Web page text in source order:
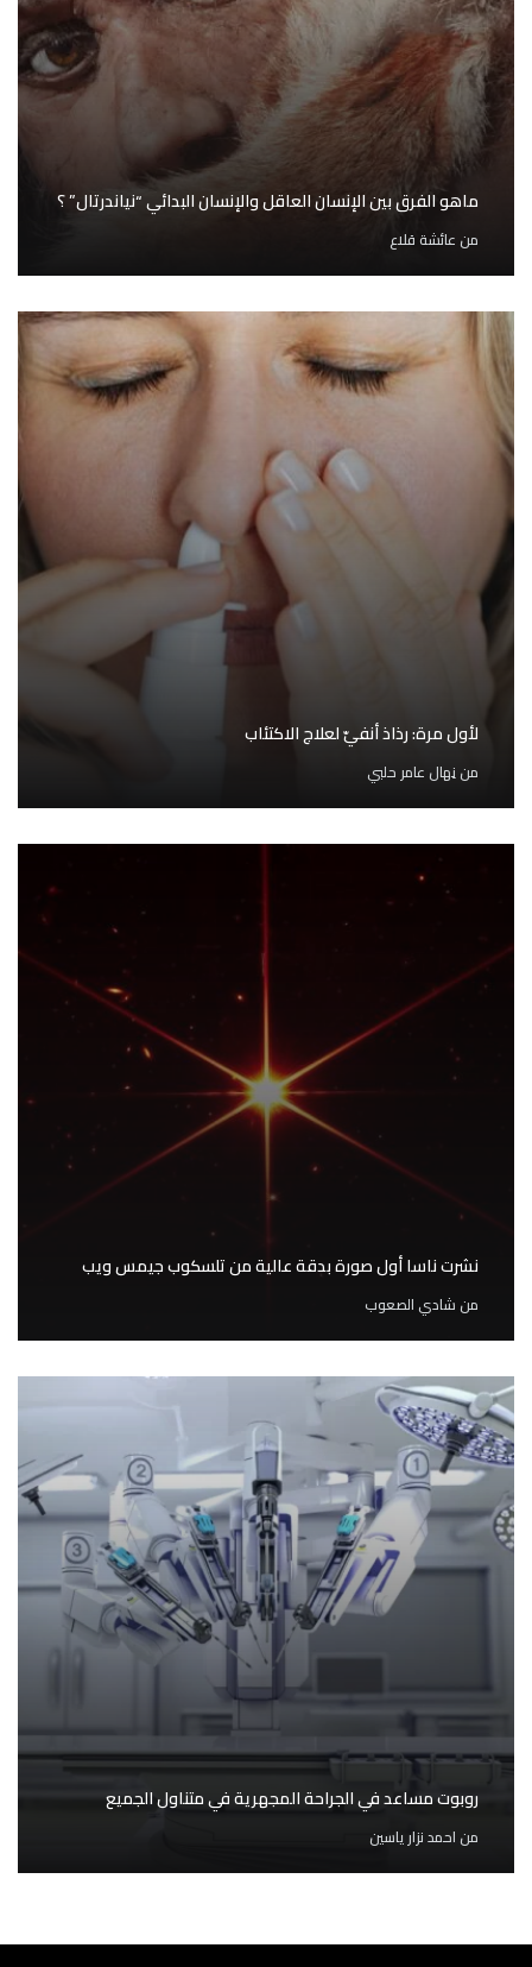
ماهو الفرق بين الإنسان العاقل والإنسان البدائي “نياندرتال” ؟
من عائشة قلاع
لأول مرة: رذاذ أنفيّ لعلاج الاكتئاب
مننِهال عامر حلبي
نشرت ناسا أول صورة بدقة عالية من تلسكوب جيمس ويب
من شادي الصعوب
روبوت مساعد في الجراحة المجهرية في متناول الجميع
من احمد نزار ياسين